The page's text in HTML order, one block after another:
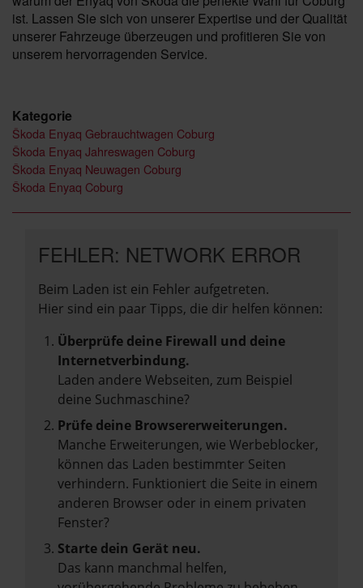
ist. Lassen Sie sich von unserer Expertise und der Qualität
unserer Fahrzeuge überzeugen und profitieren Sie von
unserem hervorragenden Service.
Kategorie
Škoda Enyaq Gebrauchtwagen Coburg
Škoda Enyaq Jahreswagen Coburg
Škoda Enyaq Neuwagen Coburg
Škoda Enyaq Coburg
FEHLER: NETWORK ERROR
Beim Laden ist ein Fehler aufgetreten.
Hier sind ein paar Tipps, die dir helfen können:
Überprüfe deine Firewall und deine
Internetverbindung.
Laden andere Webseiten, zum Beispiel
deine Suchmaschine?
Prüfe deine Browsererweiterungen.
Manche Erweiterungen, wie Werbeblocker,
können das Laden bestimmter Seiten
verhindern. Funktioniert die Seite in einem
anderen Browser oder in einem privaten
Fenster?
Starte dein Gerät neu.
Das kann manchmal helfen,